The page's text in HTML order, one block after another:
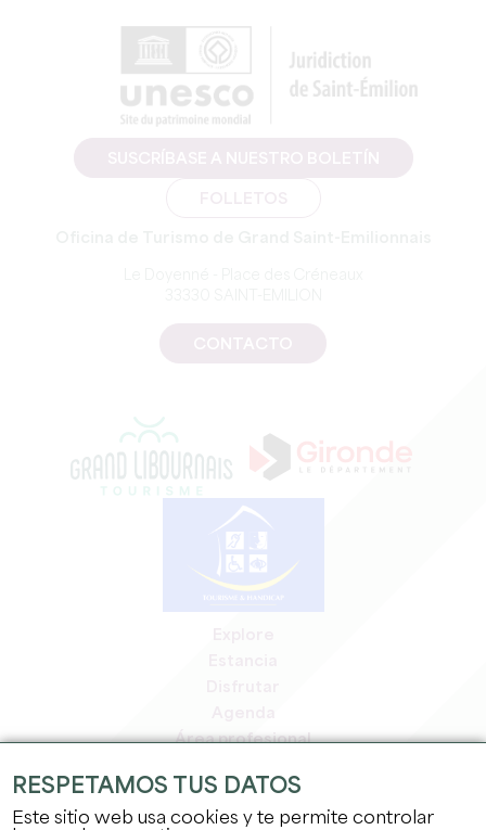
Área profesional
Espacio prensa
Empleo y prácticas
RESPETAMOS TUS DATOS
Este sitio web usa cookies y te permite controlar